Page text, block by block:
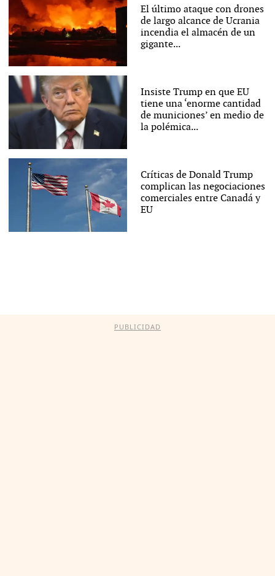
El último ataque con drones
de largo alcance de Ucrania
incendia el almacén de un
gigante...
Insiste Trump en que EU
tiene una ‘enorme cantidad
de municiones’ en medio de
la polémica...
Críticas de Donald Trump
complican las negociaciones
comerciales entre Canadá y
EU
PUBLICIDAD